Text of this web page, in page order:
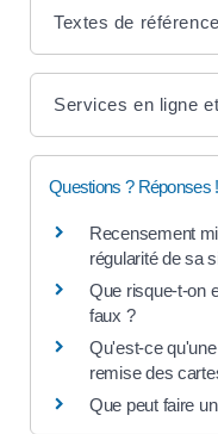
Textes de référence
Services en ligne
Questions ? Réponses !
Recensement
régularité de sa
Que risque-t-on
faux ?
Qu'est-ce
remise des
Que peut faire